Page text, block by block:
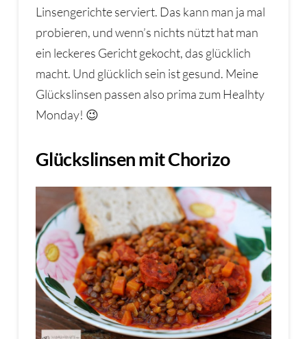
Linsengerichte serviert. Das kann man ja mal
probieren, und wenn’s nichts nützt hat man
ein leckeres Gericht gekocht, das glücklich
macht. Und glücklich sein ist gesund. Meine
Glückslinsen passen also prima zum Healhty
Monday! 😉
Glückslinsen mit Chorizo